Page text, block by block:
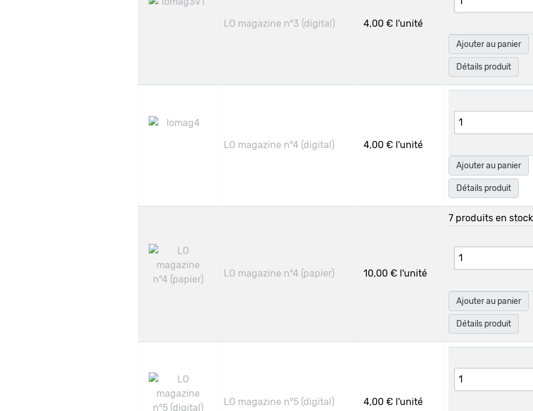
LO magazine n°3 (digital) 4,00 € l'unité
Ajouter au panier
Détails produit
LO magazine n°4 (digital) 4,00 € l'unité
Ajouter au panier
Détails produit
LO magazine n°4 (papier) 10,00 € l'unité
7 produits en stock
Ajouter au panier
Détails produit
LO magazine n°5 (digital) 4,00 € l'unité